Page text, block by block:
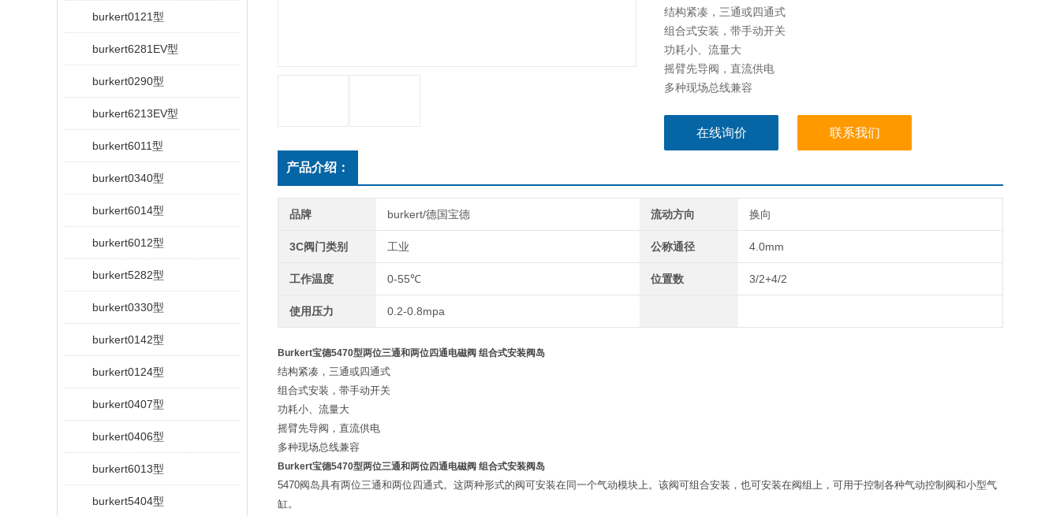
burkert0121型
burkert6281EV型
burkert0290型
burkert6213EV型
burkert6011型
burkert0340型
burkert6014型
burkert6012型
burkert5282型
burkert0330型
burkert0142型
burkert0124型
burkert0407型
burkert0406型
burkert6013型
burkert5404型
结构紧凑，三通或四通式
组合式安装，带手动开关
功耗小、流量大
摇臂先导阀，直流供电
多种现场总线兼容
个气动模块上。该阀可组合安装，也可安装在阀组上，可用于控制各
在线询价 联系我们
产品介绍：
品牌 burkert/德国宝德 流动方向 换向
3C阀门类别 工业 公称通径 4.0mm
工作温度 0-55℃ 位置数 3/2+4/2
使用压力 0.2-0.8mpa
Burkert宝德5470型两位三通和两位四通电磁阀 组合式安装阀岛
结构紧凑，三通或四通式
组合式安装，带手动开关
功耗小、流量大
摇臂先导阀，直流供电
多种现场总线兼容
Burkert宝德5470型两位三通和两位四通电磁阀 组合式安装阀岛
5470阀岛具有两位三通和两位四通式。这两种形式的阀可安装在同一个气动模块上。该阀可组合安装，也可安装在阀组上，可用于控制各种气动控制阀和小型气
缸。